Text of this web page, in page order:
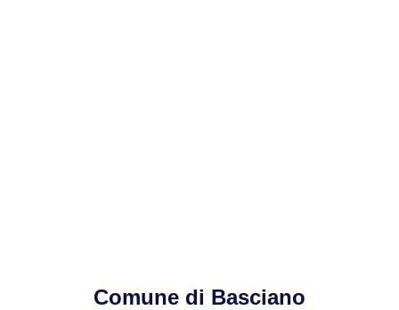
Comune di Basciano